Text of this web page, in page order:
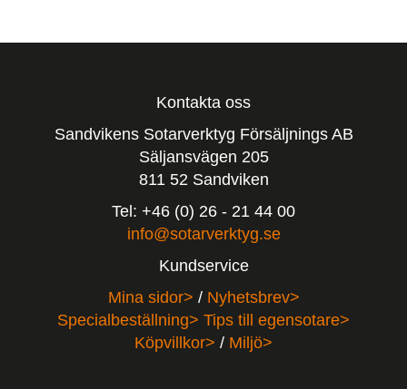
Kontakta oss
Sandvikens Sotarverktyg Försäljnings AB
Säljansvägen 205
811 52 Sandviken
Tel: +46 (0) 26 - 21 44 00
info@sotarverktyg.se
Kundservice
Mina sidor> / Nyhetsbrev>
Specialbeställning> Tips till egensotare>
Köpvillkor> / Miljö>